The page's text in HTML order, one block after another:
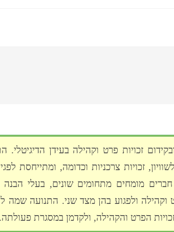
זכויות פרט וקהילה בעידן הדיגיטלי.
זכויות צרכניות וכדומה, ומתייחסת
חברים מומחים מתחומים שונים, בעלי
וקהילה ולפגוע בהן מצד שני. התנועה
הפרט והקהילה, ולקדמן במסגרת פעולתה.